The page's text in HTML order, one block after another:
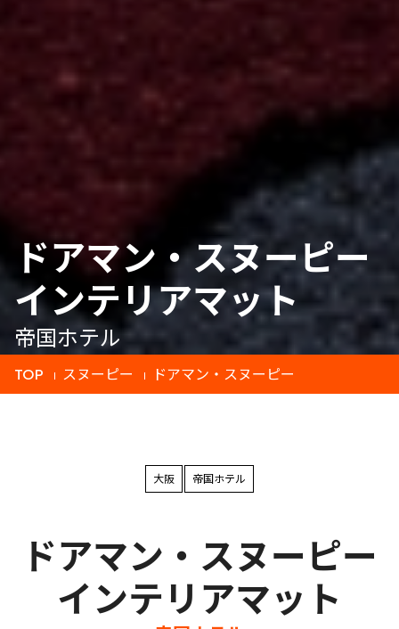
ドアマン・スヌーピー
インテリアマット
帝国ホテル
TOP スヌーピー ドアマン・スヌーピー
大阪 帝国ホテル
ドアマン・スヌーピー
インテリアマット